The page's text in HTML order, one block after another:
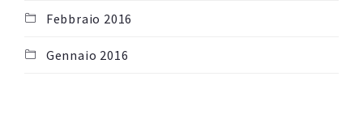
Febbraio 2016
Gennaio 2016